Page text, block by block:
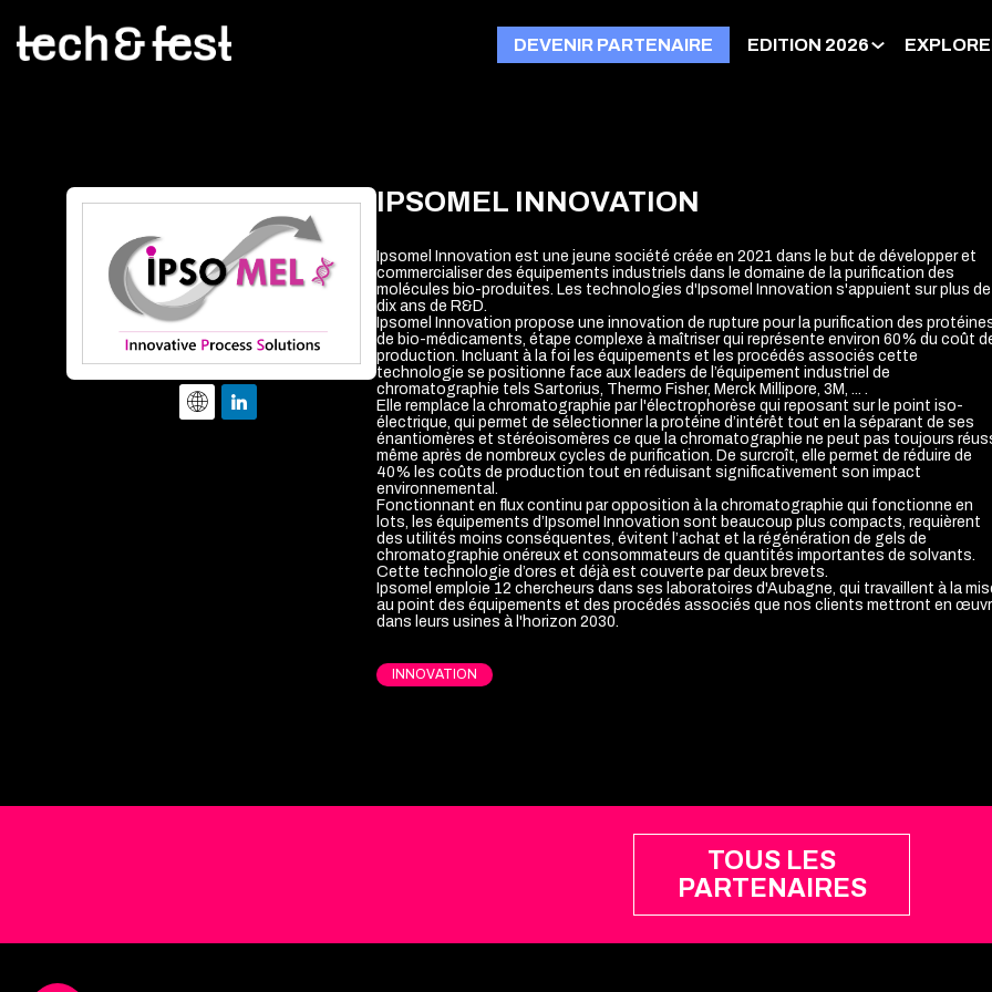
DEVENIR PARTENAIRE EDITION 2026
IPSOMEL INNOVATION
Ipsomel Innovation est une jeune société créée en 2021 dans le but de développer et
commercialiser des équipements industriels dans le domaine de la purification des
molécules bio-produites. Les technologies d'Ipsomel Innovation s'appuient sur plus de
dix ans de R&D.
Ipsomel Innovation propose une innovation de rupture pour la purification des
de bio-médicaments, étape complexe à maîtriser qui représente environ 60% du coût
production. Incluant à la foi les équipements et les procédés associés cette
technologie se positionne face aux leaders de l’équipement industriel de
chromatographie tels Sartorius, Thermo Fisher, Merck Millipore, 3M, ... .
Elle remplace la chromatographie par l'électrophorèse qui reposant sur le point iso-
électrique, qui permet de sélectionner la protéine d’intérêt tout en la séparant de ses
énantiomères et stéréoisomères ce que la chromatographie ne peut pas toujours
même après de nombreux cycles de purification. De surcroît, elle permet de réduire de
40% les coûts de production tout en réduisant significativement son impact
environnemental.
Fonctionnant en flux continu par opposition à la chromatographie qui fonctionne en
lots, les équipements d’Ipsomel Innovation sont beaucoup plus compacts, requièrent
des utilités moins conséquentes, évitent l’achat et la régénération de gels de
chromatographie onéreux et consommateurs de quantités importantes de solvants.
Cette technologie d’ores et déjà est couverte par deux brevets.
Ipsomel emploie 12 chercheurs dans ses laboratoires d'Aubagne, qui travaillent à la
au point des équipements et des procédés associés que nos clients mettront en
INNOVATION
TOUS LES
PARTENAIRES